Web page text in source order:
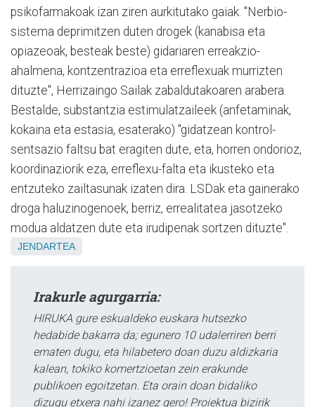
psikofarmakoak izan ziren aurkitutako gaiak. "Nerbio-
sistema deprimitzen duten drogek (kanabisa eta
opiazeoak, besteak beste) gidariaren erreakzio-
ahalmena, kontzentrazioa eta erreflexuak murrizten
dituzte", Herrizaingo Sailak zabaldutakoaren arabera.
Bestalde, substantzia estimulatzaileek (anfetaminak,
kokaina eta estasia, esaterako) "gidatzean kontrol-
sentsazio faltsu bat eragiten dute, eta, horren ondorioz,
koordinaziorik eza, erreflexu-falta eta ikusteko eta
entzuteko zailtasunak izaten dira. LSDak eta gainerako
droga haluzinogenoek, berriz, errealitatea jasotzeko
modua aldatzen dute eta irudipenak sortzen dituzte".
JENDARTEA
Irakurle agurgarria:
HIRUKA gure eskualdeko euskara hutsezko
hedabide bakarra da; egunero 10 udalerriren berri
ematen dugu, eta hilabetero doan duzu aldizkaria
kalean, tokiko komertzioetan zein erakunde
publikoen egoitzetan. Eta orain doan bidaliko
dizugu etxera nahi izanez gero! Proiektua bizirik